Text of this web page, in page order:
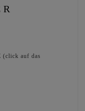
(click auf das